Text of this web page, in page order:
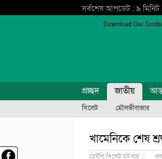
সর্বশেষ আপডেট : ৯
Download Our
প্রচ্ছদ জাতীয়
সিলেট মৌলভীবাজার
খামেনিকে শেষ
ডেইলি সিলেট ডট কম ::